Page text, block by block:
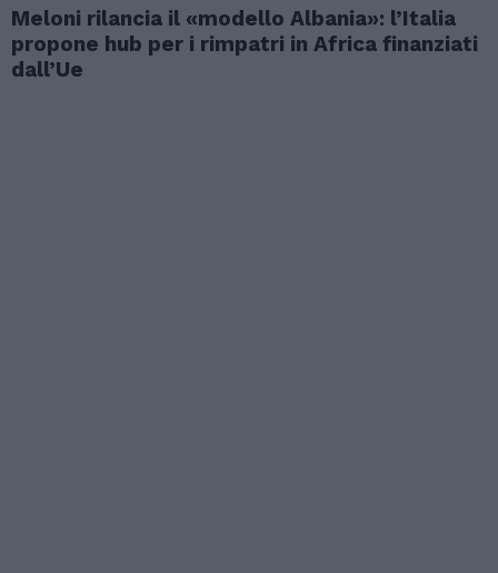
Meloni rilancia il «modello Albania»: l’Italia
propone hub per i rimpatri in Africa finanziati
dall’Ue